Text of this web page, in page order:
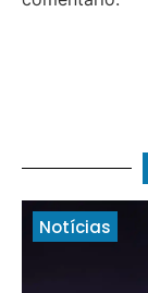
Notícias